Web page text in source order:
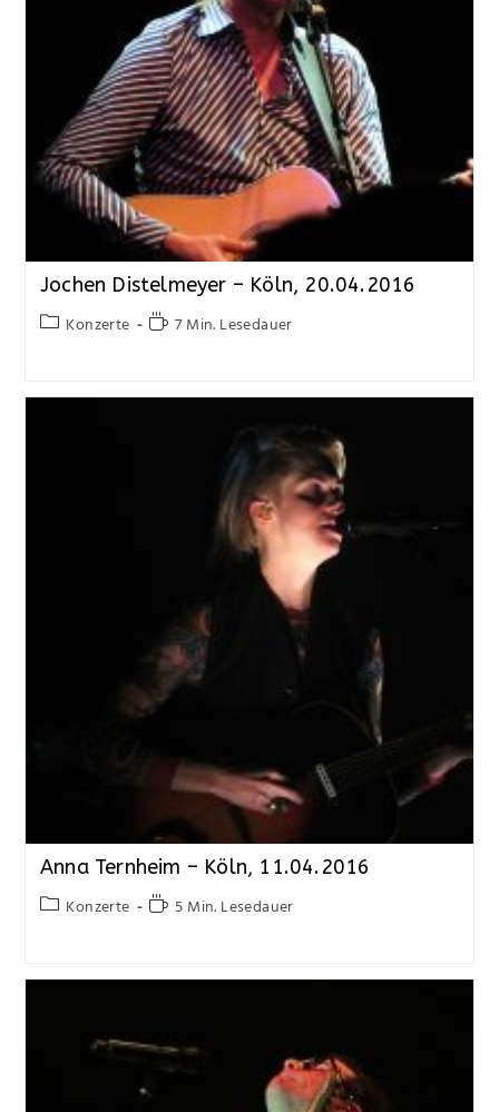
Jochen Distelmeyer – Köln, 20.04.2016
Konzerte 7 Min. Lesedauer
Anna Ternheim – Köln, 11.04.2016
Konzerte 5 Min. Lesedauer